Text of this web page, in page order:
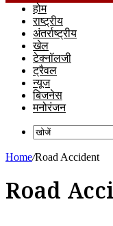
होम
राष्ट्रीय
अंतर्राष्ट्रीय
खेल
टेक्नॉलजी
ट्रैवल
न्यूज
बिजनेस
मनोरंजन
Home/Road Accident
Road